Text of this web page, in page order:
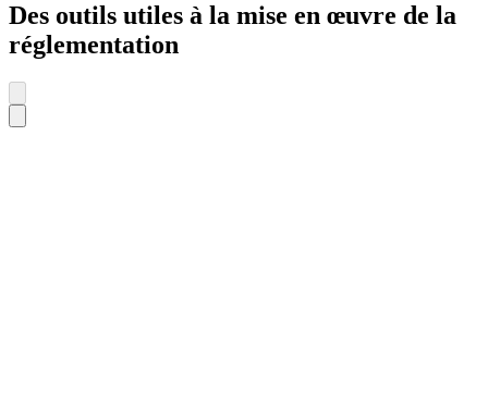
Des outils utiles à la mise en œuvre de la
réglementation